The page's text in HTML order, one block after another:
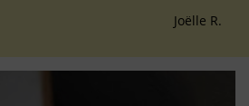
Joëlle R.